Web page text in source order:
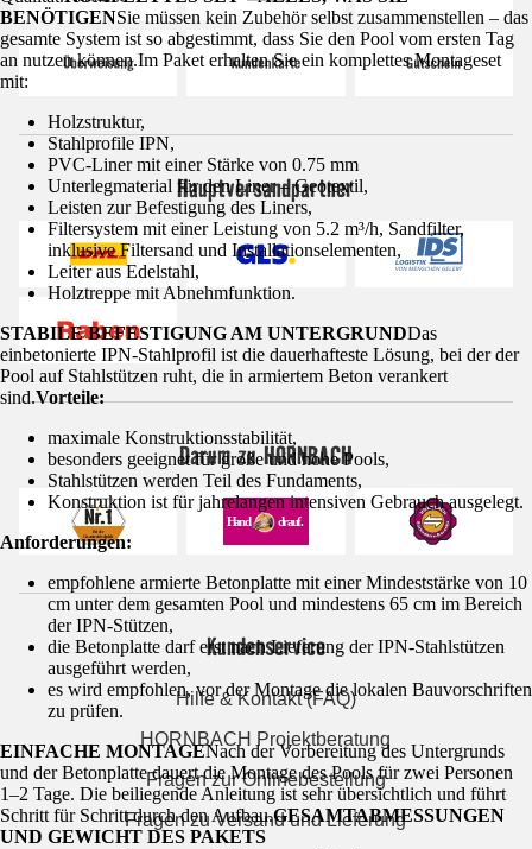
BENÖTIGENSie müssen kein Zubehör selbst zusammenstellen – das
gesamte System ist so abgestimmt, dass Sie den Pool vom ersten Tag
an nutzen können.Im Paket erhalten Sie ein komplettes Montageset
mit:
Holzstruktur,
Stahlprofile IPN,
PVC-Liner mit einer Stärke von 0.75 mm
Unterlegmaterial für den Liner – Geotextil,
Leisten zur Befestigung des Liners,
Filtersystem mit einer Leistung von 5.2 m³/h, Sandfilter,
inklusive Filtersand und Installationselementen,
Leiter aus Edelstahl,
Holztreppe mit Abnehmfunktion.
STABILE BEFESTIGUNG AM UNTERGRUNDDas
einbetonierte IPN-Stahlprofil ist die dauerhafteste Lösung, bei der der
Pool auf Stahlstützen ruht, die in armiertem Beton verankert
sind.Vorteile:
maximale Konstruktionsstabilität,
besonders geeignet für große und hohe Pools,
Stahlstützen werden Teil des Fundaments,
Konstruktion ist für jahrelangen intensiven Gebrauch ausgelegt.
Anforderungen:
empfohlene armierte Betonplatte mit einer Mindeststärke von 10
cm unter dem gesamten Pool und mindestens 65 cm im Bereich
der IPN-Stützen,
die Betonplatte darf erst nach Lieferung der IPN-Stahlstützen
ausgeführt werden,
es wird empfohlen, vor der Montage die lokalen Bauvorschriften
zu prüfen.
EINFACHE MONTAGENach der Vorbereitung des Untergrunds
und der Betonplatte dauert die Montage des Pools für zwei Personen
1–2 Tage. Die beiliegende Anleitung ist sehr übersichtlich und führt
Schritt für Schritt durch den Aufbau.GESAMTABMESSUNGEN
UND GEWICHT DES PAKETS
Hauptversandpartner
Darum zu HORNBACH
Kundenservice
Hilfe & Kontakt (FAQ)
HORNBACH Projektberatung
Fragen zur Onlinebestellung
Fragen zu Versand und Lieferung